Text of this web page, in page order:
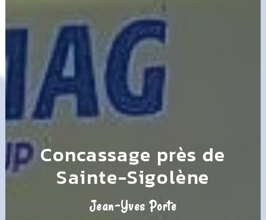
Concassage près de
Sainte-Sigolène
Jean-Yves Porte